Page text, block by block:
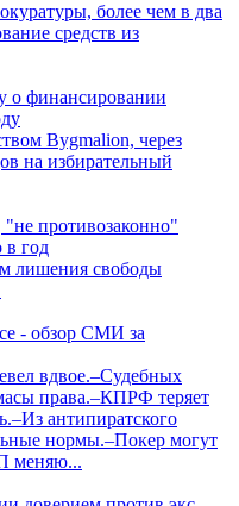
более чем в два
средств из
о финансировании
Bygmalion, через
на избирательный
противозаконно"
в год
лишения свободы
- обзор СМИ за
вдвое.–Судебных
права.–КПРФ теряет
антипиратского
нормы.–Покер могут
меняю...